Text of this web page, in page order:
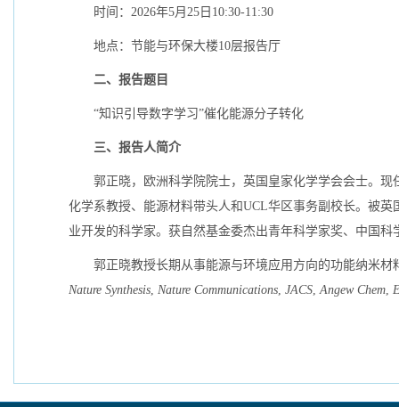
时间：2026年5月25日10:30-11:30
地点：节能与环保大楼10层报告厅
二、报告题目
“知识引导数字学习”催化能源分子转化
三、报告人简介
郭正晓，欧洲科学院院士，英国皇家化学学会会士。
化学系教授、能源材料带头人和UCL华区事务副校长。被
业开发的科学家。获自然基金委杰出青年科学家奖、中国
郭正晓教授长期从事能源与环境应用方向的功能纳米
Nature Synthesis, Nature Communications, JACS,Angew Chem,